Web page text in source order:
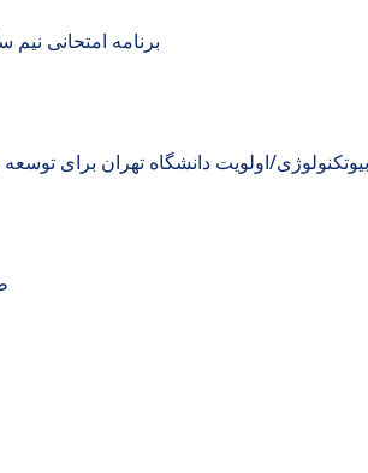
برنامه امتحانی نیم سال دوم سال تحصیلی
اولویت دانشگاه تهران برای